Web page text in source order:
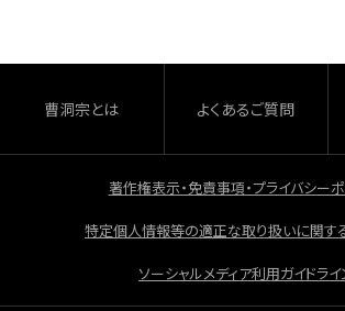
o
o
k
曹洞宗とは よくあるご質問
著作権表示・免責事項・プライバシー
特定個人情報等の適正な取り扱いに関す
ソーシャルメディア利用ガイドライ